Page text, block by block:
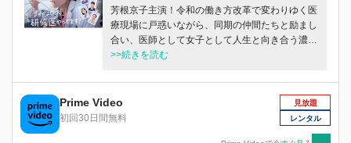
芳根京子主演！令和の働き方改革で変わりゆく医
療現場に戸惑いながら、同期の仲間たちと励まし
合い、医師として女子として人生と向き合う濃厚
な２年間を描いた成長物語！
>>続きを読む
Prime Video
初回30日間無料
見放題
レンタル